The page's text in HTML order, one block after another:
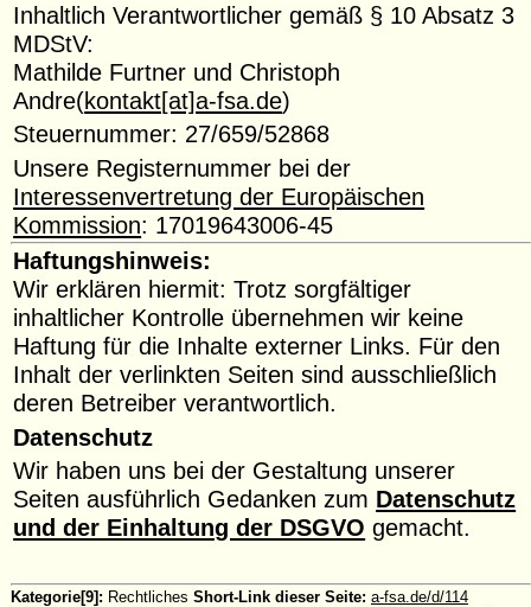
Inhaltlich Verantwortlicher gemäß § 10 Absatz 3
MDStV:
Mathilde Furtner und Christoph
Andre(kontakt[at]a-fsa.de)
Steuernummer: 27/659/52868
Unsere Registernummer bei der
Interessenvertretung der Europäischen
Kommission: 17019643006-45
Haftungshinweis:
Wir erklären hiermit: Trotz sorgfältiger
inhaltlicher Kontrolle übernehmen wir keine
Haftung für die Inhalte externer Links. Für den
Inhalt der verlinkten Seiten sind ausschließlich
deren Betreiber verantwortlich.
Datenschutz
Wir haben uns bei der Gestaltung unserer
Seiten ausführlich Gedanken zum Datenschutz
und der Einhaltung der DSGVO gemacht.
Kategorie[9]: Rechtliches Short-Link dieser Seite: a-fsa.de/d/114